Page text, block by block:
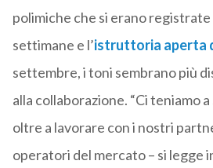
polimiche che si erano
settimane e l’istruttoria aperta
settembre, i toni sembrano più
alla collaborazione. “Ci teniamo
oltre a lavorare con i nostri
operatori del mercato – si legge